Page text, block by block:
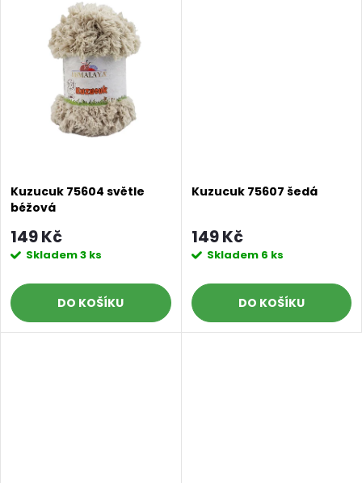
Kuzucuk 75604 světle
béžová
149 Kč
Skladem3 ks
DO KOŠÍKU
Kuzucuk 75607 šedá
149 Kč
Skladem 6 ks
DO KOŠÍKU